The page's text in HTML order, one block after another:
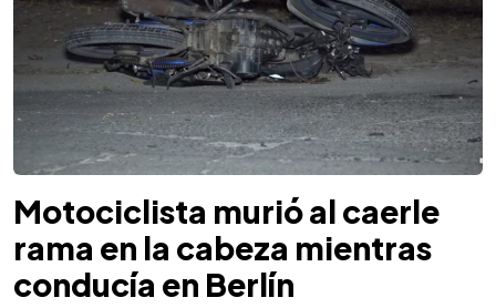
Motociclista murió al caerle
rama en la cabeza mientras
conducía en Berlín